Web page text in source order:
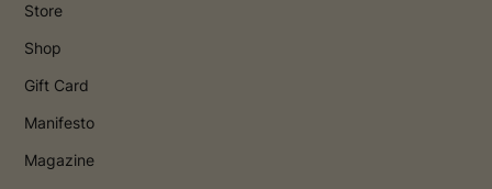
Store
Shop
Gift Card
Manifesto
Magazine